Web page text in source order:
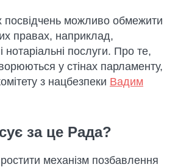
посвідчень можливо обмежити
правах, наприклад,
нотаріальні послуги. Про те,
у стінах парламенту,
з нацбезпеки Вадим
за це Рада?
механізм позбавлення